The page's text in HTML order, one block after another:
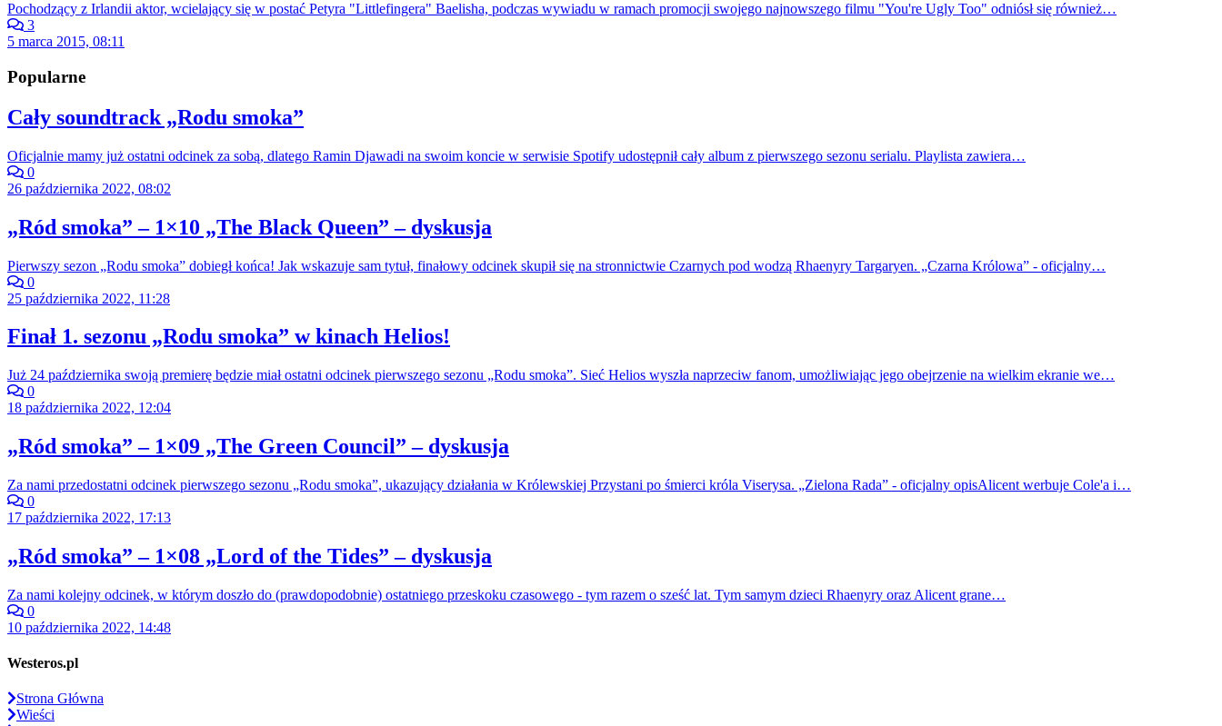
Pochodzący z Irlandii aktor, wcielający się w postać Petyra "Littlefingera" Baelisha, podczas wywiadu w ramach promocji swojego najnowszego filmu "You're Ugly Too" odniósł się również…
3
5 marca 2015, 08:11
Popularne
Cały soundtrack „Rodu smoka”
Oficjalnie mamy już ostatni odcinek za sobą, dlatego Ramin Djawadi na swoim koncie w serwisie Spotify udostępnił cały album z pierwszego sezonu serialu. Playlista zawiera…
0
26 października 2022, 08:02
„Ród smoka” – 1×10 „The Black Queen” – dyskusja
Pierwszy sezon „Rodu smoka” dobiegł końca! Jak wskazuje sam tytuł, finałowy odcinek skupił się na stronnictwie Czarnych pod wodzą Rhaenyry Targaryen. „Czarna Królowa” - oficjalny…
0
25 października 2022, 11:28
Finał 1. sezonu „Rodu smoka” w kinach Helios!
Już 24 października swoją premierę będzie miał ostatni odcinek pierwszego sezonu „Rodu smoka”. Sieć Helios wyszła naprzeciw fanom, umożliwiając jego obejrzenie na wielkim ekranie we…
0
18 października 2022, 12:04
„Ród smoka” – 1×09 „The Green Council” – dyskusja
Za nami przedostatni odcinek pierwszego sezonu „Rodu smoka”, ukazujący działania w Królewskiej Przystani po śmierci króla Viserysa. „Zielona Rada” - oficjalny opisAlicent werbuje Cole'a i…
0
17 października 2022, 17:13
„Ród smoka” – 1×08 „Lord of the Tides” – dyskusja
Za nami kolejny odcinek, w którym doszło do (prawdopodobnie) ostatniego przeskoku czasowego - tym razem o sześć lat. Tym samym dzieci Rhaenyry oraz Alicent grane…
0
10 października 2022, 14:48
Westeros.pl
Strona Główna
Wieści